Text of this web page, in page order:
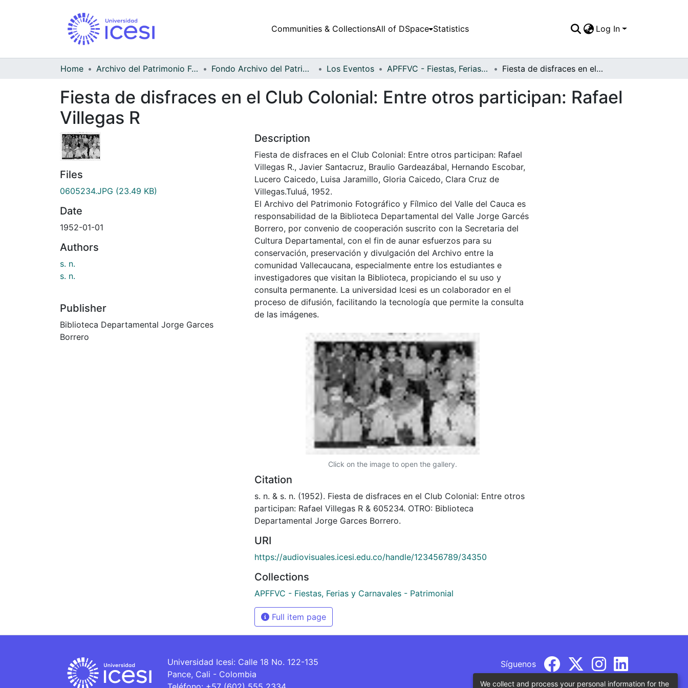
Communities & CollectionsAll of DSpace Statistics Log In
Home Archivo del Patrimonio Fotográfico y Fílmico del Valle del Cauca Fondo Archivo del Patrimonio Fotográfico y Fílmico del Valle del Cauca Los Eventos APFFVC - Fiestas, Ferias y Carnavales - Patrimonial Fiesta de disfraces en el Club Colonial: Entre otros participan: Rafael Villegas R
Fiesta de disfraces en el Club Colonial: Entre otros participan: Rafael
Villegas R
Files
0605234.JPG (23.49 KB)
Date
1952-01-01
Authors
s. n.
s. n.
Publisher
Biblioteca Departamental Jorge Garces
Borrero
Description
Fiesta de disfraces en el Club Colonial: Entre otros participan: Rafael
Villegas R., Javier Santacruz, Braulio Gardeazábal, Hernando Escobar,
Lucero Caicedo, Luisa Jaramillo, Gloria Caicedo, Clara Cruz de
Villegas.Tuluá, 1952.
El Archivo del Patrimonio Fotográfico y Fílmico del Valle del Cauca es
responsabilidad de la Biblioteca Departamental del Valle Jorge Garcés
Borrero, por convenio de cooperación suscrito con la Secretaria del
Cultura Departamental, con el fin de aunar esfuerzos para su
conservación, preservación y divulgación del Archivo entre la
comunidad Vallecaucana, especialmente entre los estudiantes e
investigadores que visitan la Biblioteca, propiciando el su uso y
consulta permanente. La universidad Icesi es un colaborador en el
proceso de difusión, facilitando la tecnología que permite la consulta
de las imágenes.
Click on the image to open the gallery.
Citation
s. n. & s. n. (1952). Fiesta de disfraces en el Club Colonial: Entre otros
participan: Rafael Villegas R & 605234. OTRO: Biblioteca
Departamental Jorge Garces Borrero.
URI
https://audiovisuales.icesi.edu.co/handle/123456789/34350
Collections
APFFVC - Fiestas, Ferias y Carnavales - Patrimonial
Full item page
Universidad Icesi: Calle 18 No. 122-135
Pance, Cali - Colombia
Síguenos
We collect and process your personal information for the